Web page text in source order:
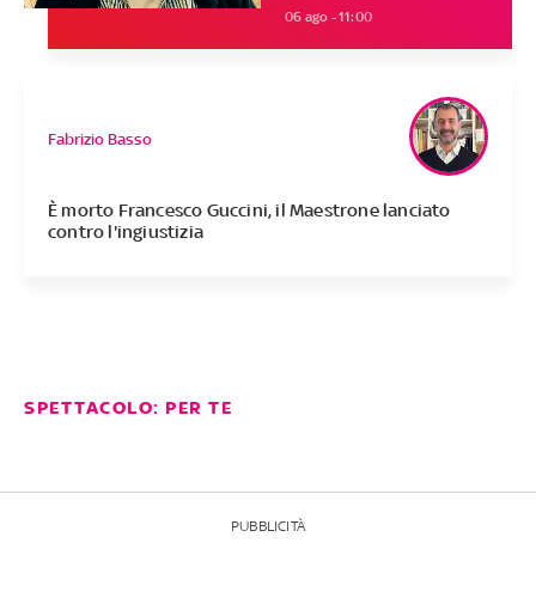
06 ago - 11:00
È morto Francesco Guccini, il Maestrone lanciato
contro l'ingiustizia
Fabrizio Basso
SPETTACOLO: PER TE
PUBBLICITÀ